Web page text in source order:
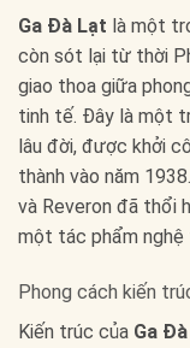
Ga Đà Lạt là một
còn sót lại từ thời
giao thoa giữa
tinh tế. Đây là một
lâu đời, được khởi
thành vào năm
và Reveron đã thổi
một tác phẩm
Phong cách kiến
Kiến trúc của Ga